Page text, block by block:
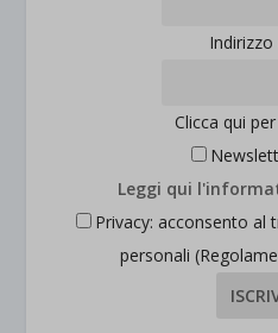
Indirizzo
Clicca qui
Leggi qui
Privacy: acconsento
personali